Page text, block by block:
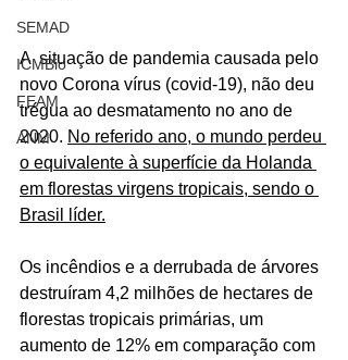
SEMAD
ICMBio
FEAM
ANM
A  situação de pandemia causada pelo
novo Corona vírus (covid-19), não deu
trégua ao desmatamento no ano de
2020. No referido ano, o mundo perdeu
o equivalente à superfície da Holanda
em florestas virgens tropicais, sendo o
Brasil líder.
Os incêndios e a derrubada de árvores
destruíram 4,2 milhões de hectares de
florestas tropicais primárias, um
aumento de 12% em comparação com